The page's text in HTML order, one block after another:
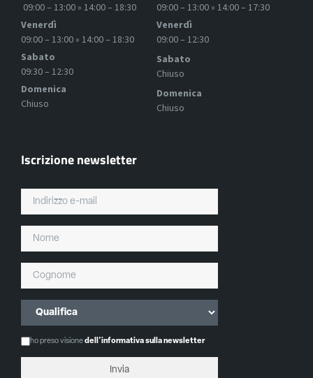
09:00 – 13:00 » 14:00 – 18:30
Venerdì
09:00 – 13:00 » 14:00 – 18:30
Sabato
09:30 – 12:30
Domenica
Chiuso
09:00 – 13:00 » 14:00 – 17:30
Venerdì
09:00 – 12:30
Sabato
Chiuso
Domenica
Chiuso
Iscrizione newsletter
ho preso visionedell'informativa sulla newsletter